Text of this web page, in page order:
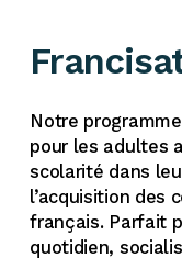
Notre
pour les adultes
scolarité dans
l’acquisition des
français. Parfait
quotidien,